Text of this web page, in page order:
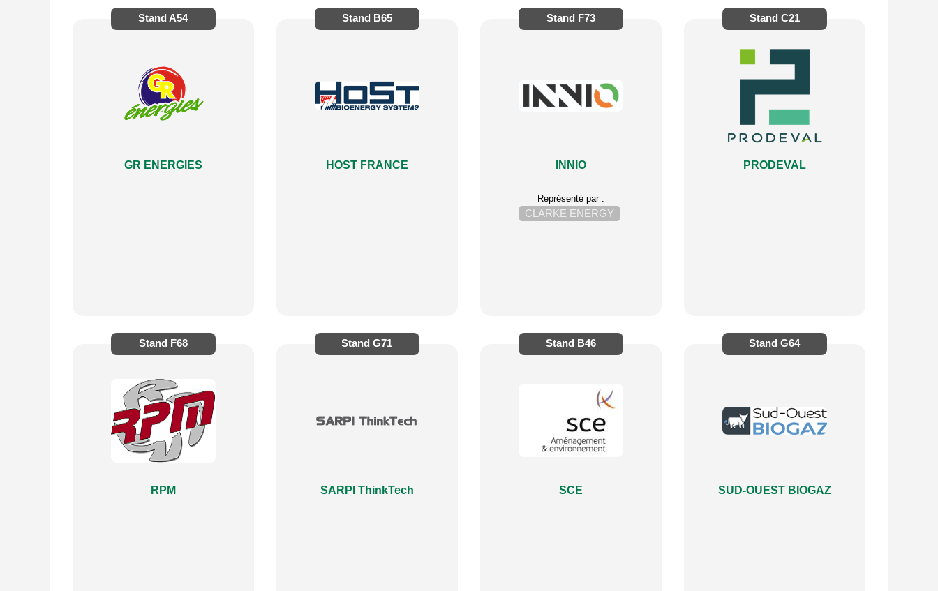
Stand A54
GR ENERGIES
Stand B65
HOST FRANCE
Stand F73
INNIO
Représenté par :
CLARKE ENERGY
Stand C21
PRODEVAL
Stand F68
RPM
Stand G71
SARPI ThinkTech
Stand B46
SCE
Stand G64
SUD-OUEST BIOGAZ